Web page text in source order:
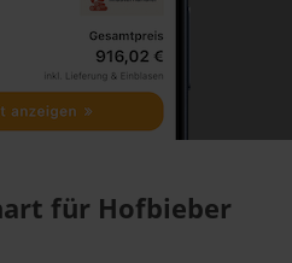
für Hofbieber